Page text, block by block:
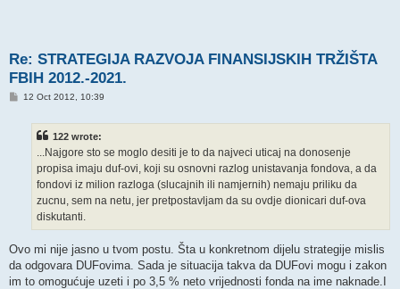
Re: STRATEGIJA RAZVOJA FINANSIJSKIH TRŽIŠTA
FBIH 2012.-2021.
P12 Oct 2012, 10:39
122 wrote:
...Najgore sto se moglo desiti je to da najveci uticaj na donosenje
propisa imaju duf-ovi, koji su osnovni razlog unistavanja fondova, a da
fondovi iz milion razloga (slucajnih ili namjernih) nemaju priliku da
zucnu, sem na netu, jer pretpostavljam da su ovdje dionicari duf-ova
diskutanti.
Ovo mi nije jasno u tvom postu. Šta u konkretnom dijelu strategije mislis
da odgovara DUFovima. Sada je situacija takva da DUFovi mogu i zakon
im to omogućuje uzeti i po 3,5 % neto vrijednosti fonda na ime naknade.I